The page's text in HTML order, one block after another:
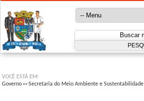
VOCÊ ESTÁ EM:
Governo >>Secretaria do Meio Ambiente e Sustentabilidade